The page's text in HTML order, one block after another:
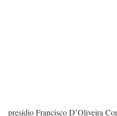
presídio Francisco D’Oliveira